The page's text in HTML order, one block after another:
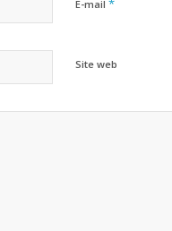
E-mail*
Site web